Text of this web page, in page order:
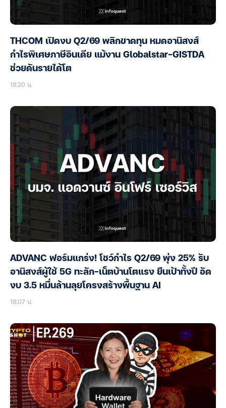
THCOM เปิดงบ Q2/69 พลิกขาดทุน หมดอานิสงส์
กำไรพิเศษภาษีอินเดีย แม้งาน Globalstar-GISTDA
ช่วยดันรายได้โต
18:20 น.
ADVANC ฟอร์มแกร่ง! โชว์กำไร Q2/69 พุ่ง 25% รับ
อานิสงส์ผู้ใช้ 5G ทะลัก-เน็ตบ้านโตแรง ยืนเป้าทั้งปี อัด
งบ 3.5 หมื่นล้านลุยโครงสร้างพื้นฐาน AI
18:07 น.